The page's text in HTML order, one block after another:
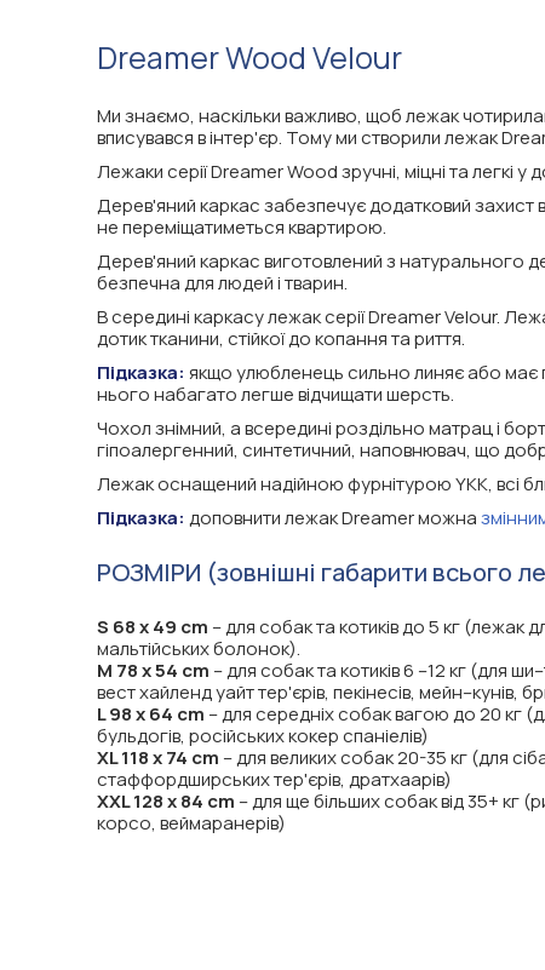
Dreamer Wood Velour
Ми знаємо, наскільки важливо, щоб лежак
вписувався в інтер'єр. Тому ми створили лежак
Лежаки серії Dreamer Wood зручні, міцні та легкі у
Дерев'яний каркас забезпечує додатковий захист
не переміщатиметься квартирою.
Дерев'яний каркас виготовлений з натурального
безпечна для людей і тварин.
В середині каркасу лежак серії Dreamer Velour.
дотик тканини, стійкої до копання та риття.
Підказка: якщо улюбленець сильно линяє або має
нього набагато легше відчищати шерсть.
Чохол знімний, а всередині роздільно матрац і
гіпоалергенний, синтетичний, наповнювач, що
Лежак оснащений надійною фурнітурою YKK, всі
Підказка: доповнити лежак Dreamer можна
РОЗМІРИ (зовнішні габарити всього
S 68 х 49 cm – для собак та котиків до 5 кг (лежак
мальтійських болонок).
M 78 х 54 cm – для собак та котиків 6 –12 кг (для
вест хайленд уайт тер'єрів, пекінесів, мейн–кунів,
L 98 х 64 cm – для середніх собак вагою до 20 кг
бульдогів, російських кокер спаніелів)
XL 118 х 74 cm – для великих собак 20-35 кг (для
стаффордширських тер'єрів, дратхаарів)
XXL 128 х 84 cm – для ще більших собак від 35+ кг
корсо, веймаранерів)